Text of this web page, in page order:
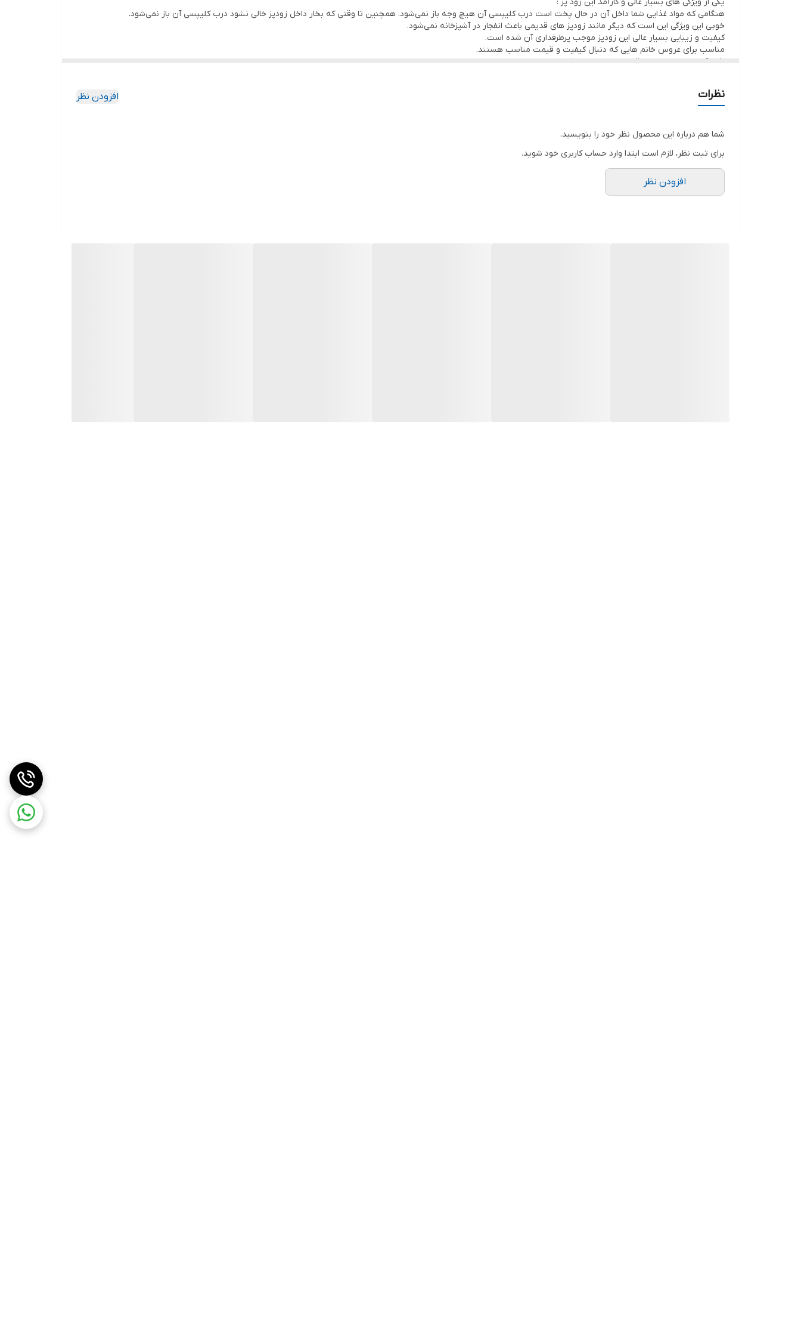
هنگامی که مواد غذایی شما داخل آن در حال پخت است درب کلیپسی آن هیچ وجه باز نمی‌شود. همچنین تا وقتی که بخار داخل زودپز خالی نشود درب کلیپسی آن باز نمی‌شود.
خوبی این ویژگی این است که دیگر مانند زودپز های قدیمی باعث انفجار در آشپزخانه نمی‌شود.
کیفیت و زیبایی بسیار عالی این زودپز موجب پرطرفداری آن شده است.
مناسب برای عروس خانم هایی که دنبال کیفیت و قیمت مناسب هستند.
لذت آشپزی را با زودپز دوقلوی رامیسا تجربه کنید.
نظرات افزودن نظر
شما هم درباره این محصول نظر خود را بنویسید.
برای ثبت نظر، لازم است ابتدا وارد حساب کاربری خود شوید.
افزودن نظر